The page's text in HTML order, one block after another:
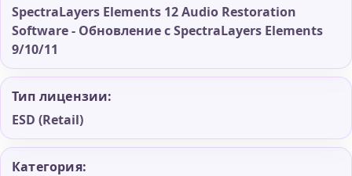
SpectraLayers Elements 12 Audio Restoration
Software - Обновление с SpectraLayers Elements
9/10/11
Тип лицензии:
ESD (Retail)
Категория: